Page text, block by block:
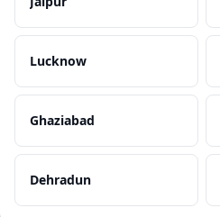
Lucknow
Ghaziabad
Dehradun